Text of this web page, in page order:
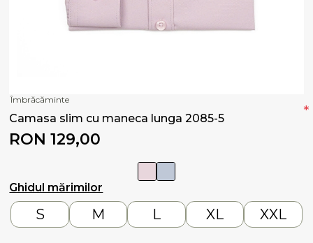
Îmbrăcăminte
Camasa slim cu maneca lunga 2085-5
RON 129,00
Ghidul mărimilor
*
S M L XL XXL